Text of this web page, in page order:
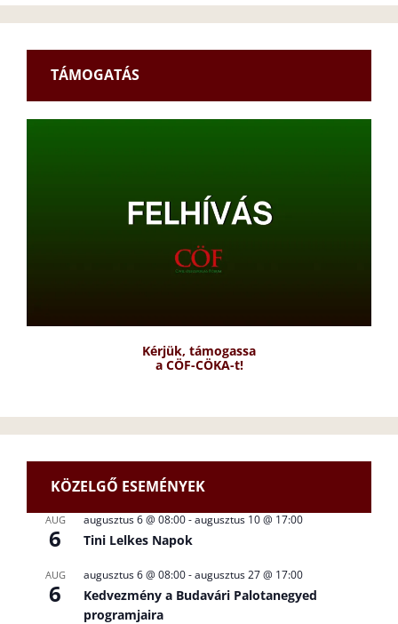
TÁMOGATÁS
Kérjük, támogassa
a CÖF-CÖKA-t!
KÖZELGŐ ESEMÉNYEK
AUG
6
augusztus 6 @ 08:00-augusztus 10 @ 17:00
Tini Lelkes Napok
AUG
6
augusztus 6 @ 08:00-augusztus 27 @ 17:00
Kedvezmény a Budavári Palotanegyed
programjaira